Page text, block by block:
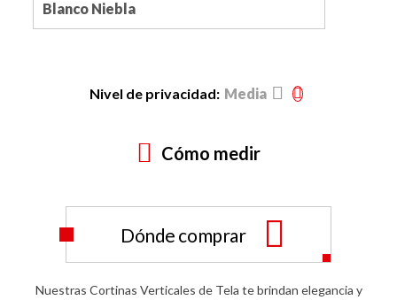
Nuestras Cortinas Verticales de Tela te brindan elegancia y
Nivel de privacidad: Media
Cómo medir
Dónde comprar